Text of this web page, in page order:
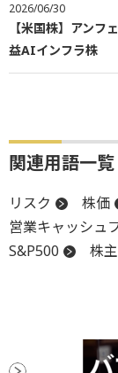
2026/06/30
【米国株】アンフ
益AIインフラ株
関連用語一覧
リスク 株価
営業キャッシュ
S&P500
株